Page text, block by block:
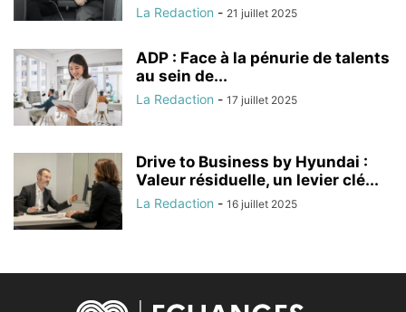
La Redaction - 21 juillet 2025
ADP : Face à la pénurie de talents
au sein de...
La Redaction - 17 juillet 2025
Drive to Business by Hyundai :
Valeur résiduelle, un levier clé...
La Redaction - 16 juillet 2025